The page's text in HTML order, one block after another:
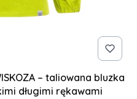
– taliowana bluzka
długimi rękawami